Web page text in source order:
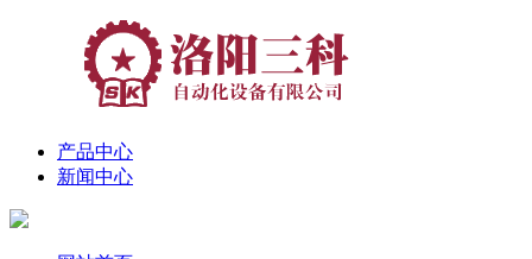
产品中心
新闻中心